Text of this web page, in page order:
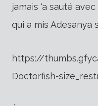
jamais ‘a sauté
qui a mis Adesanya
https://
Doctorfish-